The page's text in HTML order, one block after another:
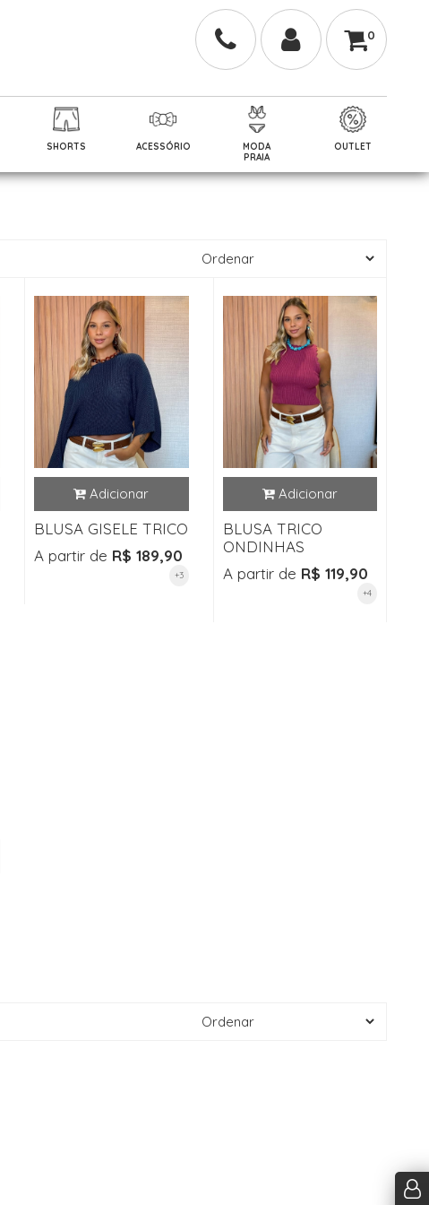
0
SHORTS ACESSÓRIO
MODA
PRAIA
OUTLET
BLUSA GISELE TRICO
A partir de R$ 189,90
+3
BLUSA TRICO
ONDINHAS
A partir de R$ 119,90
+4